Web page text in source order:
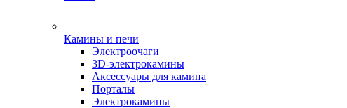
Камины и печи
Электроочаги
3D-электрокамины
Аксессуары для камина
Порталы
Электрокамины